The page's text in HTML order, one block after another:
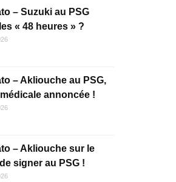
– Suzuki au PSG
« 48 heures » ?
– Akliouche au PSG,
annoncée !
– Akliouche sur le
signer au PSG !